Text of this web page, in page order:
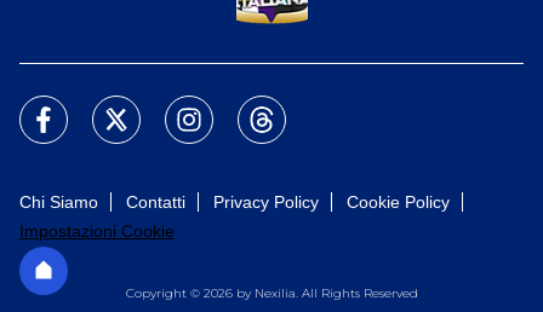
Chi Siamo Contatti Privacy Policy
Cookie Policy
Impostazioni Cookie
Copyright © 2026 by Nexilia. All Rights Reserved